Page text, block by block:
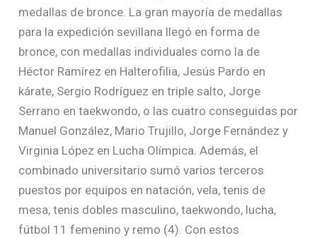
medallas de bronce. La gran mayoría de medallas
para la expedición sevillana llegó en forma de
bronce, con medallas individuales como la de
Héctor Ramírez en Halterofilia, Jesús Pardo en
kárate, Sergio Rodríguez en triple salto, Jorge
Serrano en taekwondo, o las cuatro conseguidas por
Manuel González, Mario Trujillo, Jorge Fernández y
Virginia López en Lucha Olímpica. Además, el
combinado universitario sumó varios terceros
puestos por equipos en natación, vela, tenis de
mesa, tenis dobles masculino, taekwondo, lucha,
fútbol 11 femenino y remo (4). Con estos